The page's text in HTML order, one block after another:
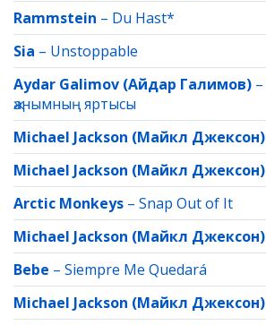
Rammstein – Du Hast*
Sia – Unstoppable
Aydar Galimov (Айдар Галимов) –
җанымның яртысы
Michael Jackson (Майкл Джексон)
Michael Jackson (Майкл Джексон)
Arctic Monkeys – Snap Out of It
Michael Jackson (Майкл Джексон)
Bebe – Siempre Me Quedará
Michael Jackson (Майкл Джексон)